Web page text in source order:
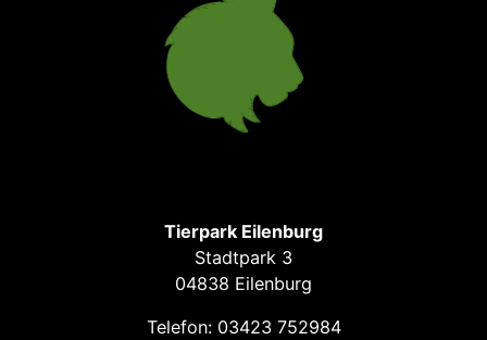
Tierpark Eilenburg
Stadtpark 3
04838 Eilenburg
Telefon: 03423 752984